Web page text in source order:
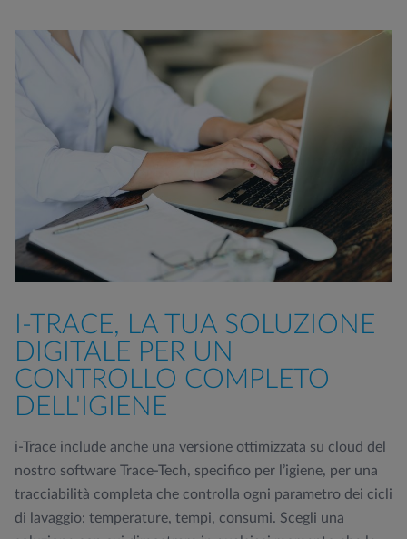
I-TRACE, LA TUA SOLUZIONE
DIGITALE PER UN
CONTROLLO COMPLETO
DELL'IGIENE
i-Trace include anche una versione ottimizzata su cloud del
nostro software Trace-Tech, specifico per l’igiene, per una
tracciabilità completa che controlla ogni parametro dei cicli
di lavaggio: temperature, tempi, consumi. Scegli una